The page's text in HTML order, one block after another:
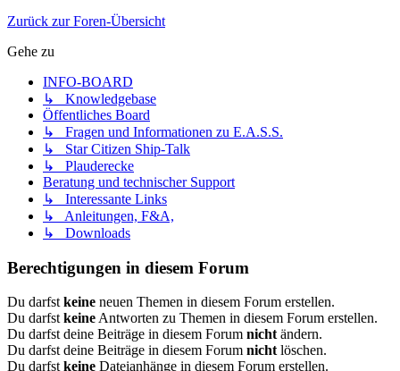
Zurück zur Foren-Übersicht
Gehe zu
INFO-BOARD
↳ Knowledgebase
Öffentliches Board
↳ Fragen und Informationen zu E.A.S.S.
↳ Star Citizen Ship-Talk
↳ Plauderecke
Beratung und technischer Support
↳ Interessante Links
↳ Anleitungen, F&A,
↳ Downloads
Berechtigungen in diesem Forum
Du darfstkeine neuen Themen in diesem Forum erstellen.
Du darfstkeineAntworten zu Themen in diesem Forum erstellen.
Du darfst deine Beiträge in diesem Forum nichtändern.
Du darfst deine Beiträge in diesem Forum nichtlöschen.
Du darfstkeine Dateianhänge in diesem Forum erstellen.